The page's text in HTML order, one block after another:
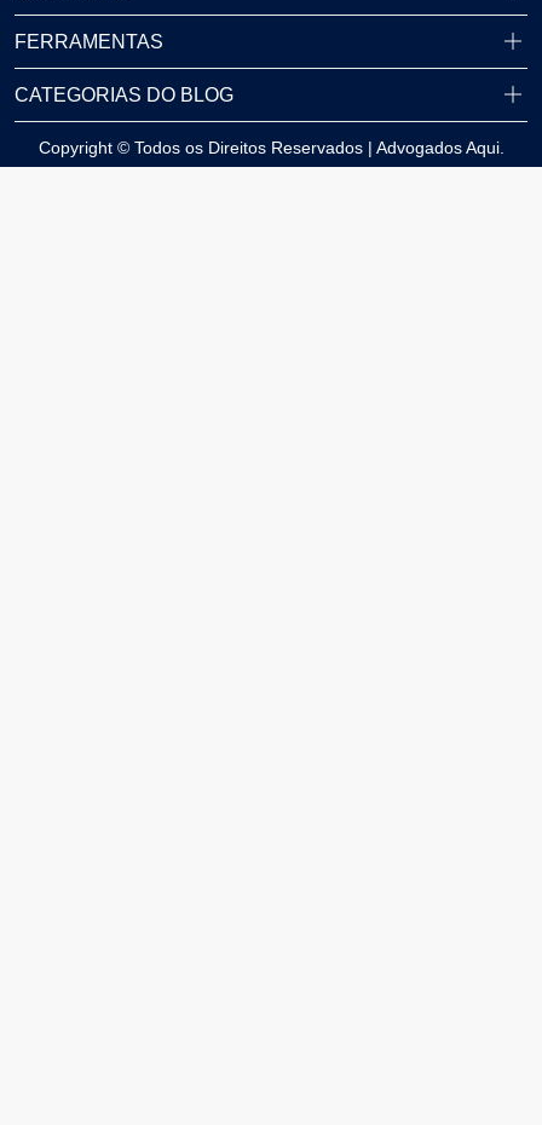
FERRAMENTAS
CATEGORIAS DO BLOG
Copyright © Todos os Direitos Reservados | Advogados Aqui.